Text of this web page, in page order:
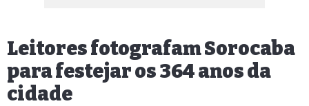
Leitores fotografam Sorocaba
para festejar os 364 anos da
cidade